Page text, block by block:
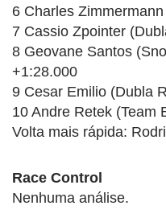
6 Charles
7 Cassio Zpointer
8 Geovane Santos
+1:28.000
9 Cesar Emilio (Dubla
10 Andre Retek (Team
Volta mais rápida:
Race Control
Nenhuma análise.